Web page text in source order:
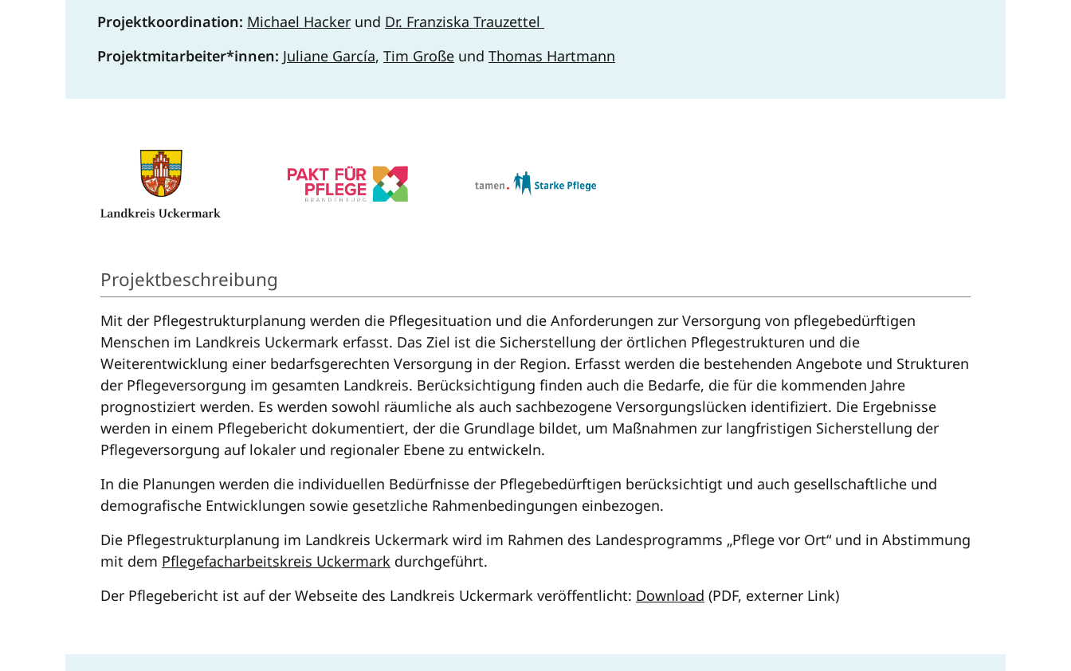
Projektkoordination: Michael Hacker und Dr. Franziska Trauzettel
Projektmitarbeiter*innen: Juliane García, Tim Große und Thomas Hartmann
Projektbeschreibung
Mit der Pflegestrukturplanung werden die Pflegesituation und die Anforderungen zur Versorgung von pflegebedürftigen
Menschen im Landkreis Uckermark erfasst. Das Ziel ist die Sicherstellung der örtlichen Pflegestrukturen und die
Weiterentwicklung einer bedarfsgerechten Versorgung in der Region. Erfasst werden die bestehenden Angebote und Strukturen
der Pflegeversorgung im gesamten Landkreis. Berücksichtigung finden auch die Bedarfe, die für die kommenden Jahre
prognostiziert werden. Es werden sowohl räumliche als auch sachbezogene Versorgungslücken identifiziert. Die Ergebnisse
werden in einem Pflegebericht dokumentiert, der die Grundlage bildet, um Maßnahmen zur langfristigen Sicherstellung der
Pflegeversorgung auf lokaler und regionaler Ebene zu entwickeln.
In die Planungen werden die individuellen Bedürfnisse der Pflegebedürftigen berücksichtigt und auch gesellschaftliche und
demografische Entwicklungen sowie gesetzliche Rahmenbedingungen einbezogen.
Die Pflegestrukturplanung im Landkreis Uckermark wird im Rahmen des Landesprogramms „Pflege vor Ort“ und in Abstimmung
mit dem Pflegefacharbeitskreis Uckermark durchgeführt.
Der Pflegebericht ist auf der Webseite des Landkreis Uckermark veröffentlicht: Download (PDF, externer Link)